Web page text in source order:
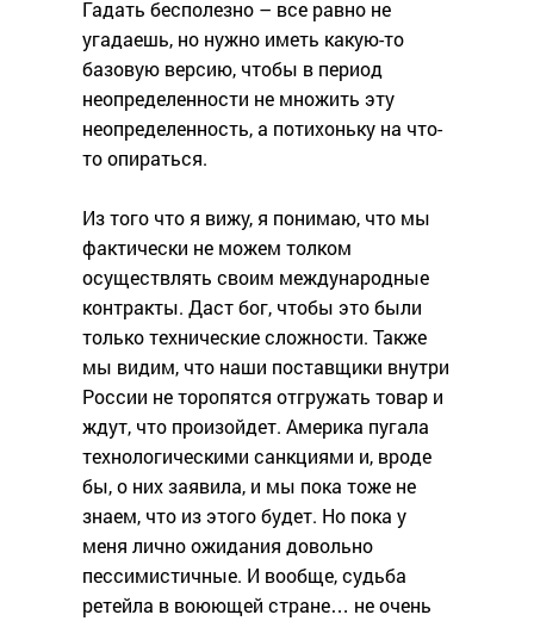
Гадать бесполезно – все равно не
угадаешь, но нужно иметь какую-то
базовую версию, чтобы в период
неопределенности не множить эту
неопределенность, а потихоньку на что-
то опираться.
Из того что я вижу, я понимаю, что мы
фактически не можем толком
осуществлять своим международные
контракты. Даст бог, чтобы это были
только технические сложности. Также
мы видим, что наши поставщики внутри
России не торопятся отгружать товар и
ждут, что произойдет. Америка пугала
технологическими санкциями и, вроде
бы, о них заявила, и мы пока тоже не
знаем, что из этого будет. Но пока у
меня лично ожидания довольно
пессимистичные. И вообще, судьба
ретейла в воюющей стране… не очень